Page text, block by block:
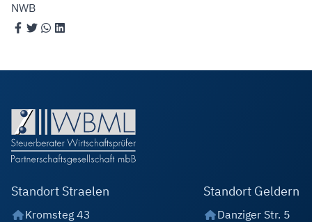
NWB
Standort Straelen
Kromsteg 43
Standort Geldern
Danziger Str. 5